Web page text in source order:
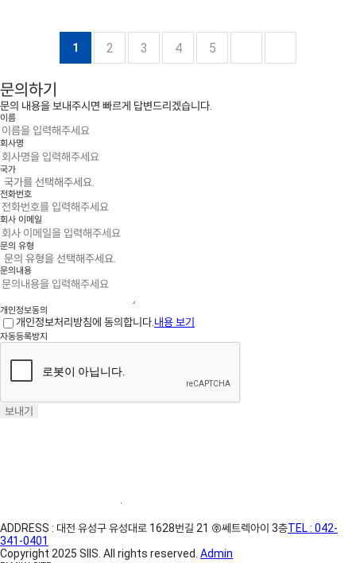
1 2 3 4 5
문의하기
문의 내용을 보내주시면 빠르게 답변드리겠습니다.
이름
회사명
국가
전화번호
회사 이메일
문의 유형
문의내용
개인정보동의
개인정보처리방침에 동의합니다. 내용 보기
자동등록방지
보내기
·
ADDRESS : 대전 유성구 유성대로 1628번길 21 ㈜쎄트렉아이 3층TEL : 042-
341-0401
Copyright 2025 SIIS. All rights reserved. Admin